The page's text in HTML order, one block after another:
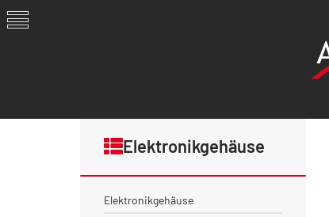
Elektronikgehäuse
Elektronikgehäuse